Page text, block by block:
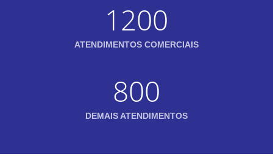
1200
ATENDIMENTOS COMERCIAIS
800
DEMAIS ATENDIMENTOS